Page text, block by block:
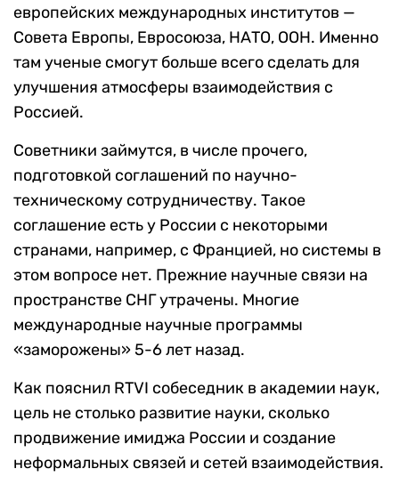
европейских международных институтов —
Совета Европы, Евросоюза, НАТО, ООН. Именно
там ученые смогут больше всего сделать для
улучшения атмосферы взаимодействия с
Россией.
Советники займутся, в числе прочего,
подготовкой соглашений по научно-
техническому сотрудничеству. Такое
соглашение есть у России с некоторыми
странами, например, с Францией, но системы в
этом вопросе нет. Прежние научные связи на
пространстве СНГ утрачены. Многие
международные научные программы
«заморожены» 5-6 лет назад.
Как пояснил RTVI собеседник в академии наук,
цель не столько развитие науки, сколько
продвижение имиджа России и создание
неформальных связей и сетей взаимодействия.